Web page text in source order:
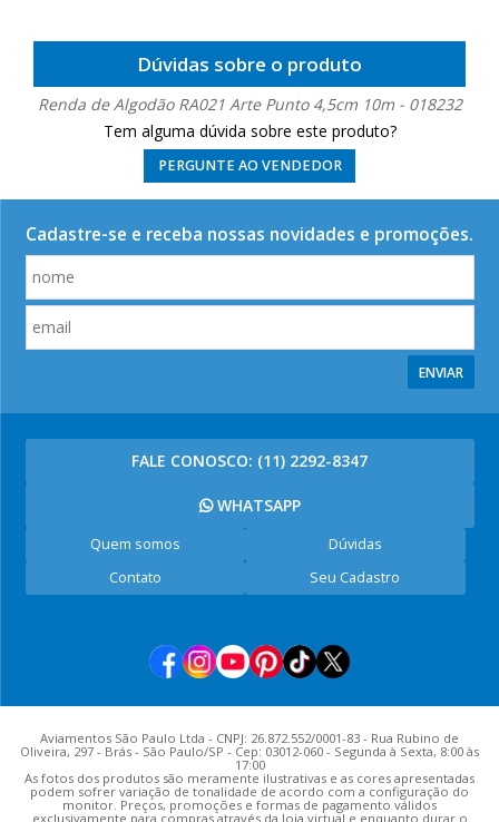
Dúvidas sobre o produto
Renda de Algodão RA021 Arte Punto 4,5cm 10m - 018232
Tem alguma dúvida sobre este produto?
PERGUNTE AO VENDEDOR
Cadastre-se e receba nossas novidades e promoções.
ENVIAR
FALE CONOSCO: (11) 2292-8347
WHATSAPP
Quem somos
Dúvidas
Contato
Seu Cadastro
Aviamentos São Paulo Ltda - CNPJ: 26.872.552/0001-83 - Rua Rubino de
Oliveira, 297 - Brás - São Paulo/SP - Cep: 03012-060 - Segunda à Sexta, 8:00 às
17:00
As fotos dos produtos são meramente ilustrativas e as cores apresentadas
podem sofrer variação de tonalidade de acordo com a configuração do
monitor. Preços, promoções e formas de pagamento válidos
exclusivamente para compras através da loja virtual e enquanto durar o